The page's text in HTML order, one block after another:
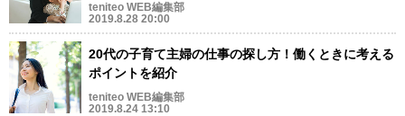
teniteo WEB編集部
2019.8.28 20:00
20代の子育て主婦の仕事の探し方！働くときに考える
ポイントを紹介
teniteo WEB編集部
2019.8.24 13:10